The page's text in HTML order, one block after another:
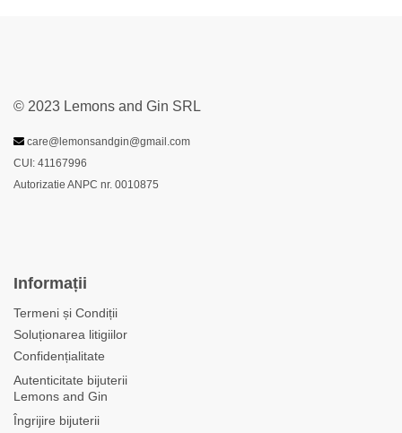
© 2023 Lemons and Gin SRL
care@lemonsandgin@gmail.com
CUI: 41167996
Autorizatie ANPC nr. 0010875
Informații
Termeni și Condiții
Soluționarea litigiilor
Confidențialitate
Autenticitate bijuterii
Lemons and Gin
Îngrijire bijuterii